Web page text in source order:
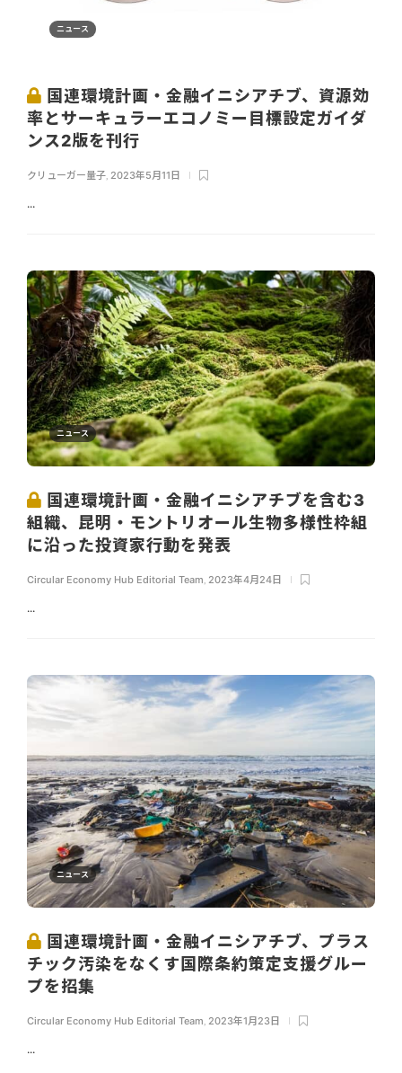
ニュース
国連環境計画・金融イニシアチブ、資源効
率とサーキュラーエコノミー目標設定ガイダ
ンス2版を刊行
クリューガー量子, 2023年5月11日
...
ニュース
国連環境計画・金融イニシアチブを含む3
組織、昆明・モントリオール生物多様性枠組
に沿った投資家行動を発表
Circular Economy Hub Editorial Team, 2023年4月24日
...
ニュース
国連環境計画・金融イニシアチブ、プラス
チック汚染をなくす国際条約策定支援グルー
プを招集
Circular Economy Hub Editorial Team 2023年1月23日
...